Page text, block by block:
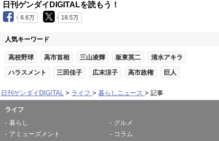
日刊ゲンダイDIGITALを読もう！
6.6万 18.5万
人気キーワード
高校野球 高市首相 三山凌輝 板東英二 清水アキラ
ハラスメント 三田佳子 広末涼子 高市政権 巨人
日刊ゲンダイDIGITAL ライフ 暮らしニュース 記事
ライフ
暮らし
グルメ
アミューズメント
コラム